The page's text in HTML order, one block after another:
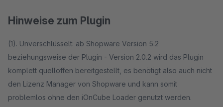
Hinweise zum Plugin
(1). Unverschlüsselt: ab Shopware Version 5.2
beziehungsweise der Plugin - Version 2.0.2 wird das Plugin
komplett quelloffen bereitgestellt, es benötigt also auch nicht
den Lizenz Manager von Shopware und kann somit
problemlos ohne den iOnCube Loader genutzt werden.